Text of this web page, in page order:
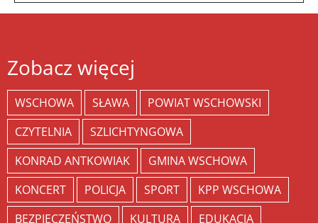
Zobacz więcej
WSCHOWA SŁAWA
POWIAT WSCHOWSKI
CZYTELNIA
SZLICHTYNGOWA
KONRAD ANTKOWIAK
GMINA WSCHOWA
KONCERT
POLICJA SPORT
KPP WSCHOWA
BEZPIECZEŃSTWO
KULTURA
EDUKACJA